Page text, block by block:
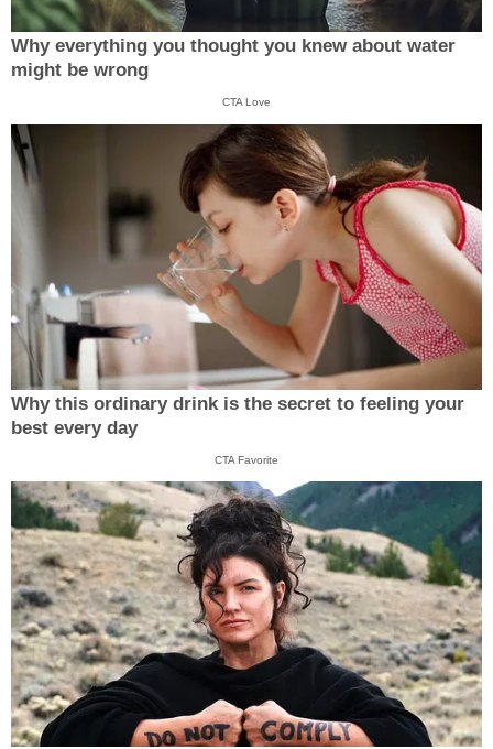
Why everything you thought you knew about water
might be wrong
CTA Love
Why this ordinary drink is the secret to feeling your
best every day
CTA Favorite